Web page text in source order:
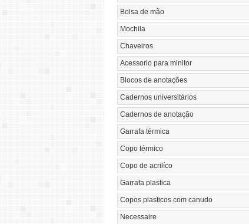
Bolsa de mão
Mochila
Chaveiros
Acessorio para minitor
Blocos de anotações
Cadernos universitários
Cadernos de anotação
Garrafa térmica
Copo térmico
Copo de acrilíco
Garrafa plastica
Copos plasticos com canudo
Necessaire